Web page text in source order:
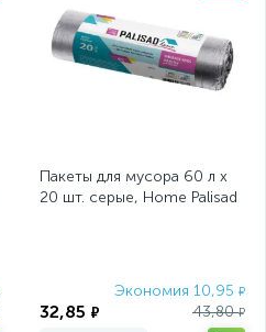
Пакеты для мусора 60 л x
20 шт. серые, Home Palisad
Экономия 10,95 ₽
32,85 ₽ 43,80₽